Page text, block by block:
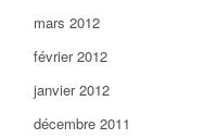
mars 2012
février 2012
janvier 2012
décembre 2011